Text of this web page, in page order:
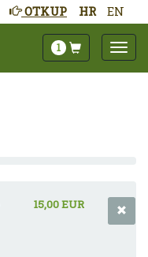
HR EN
OTKUP
1
15,00 EUR